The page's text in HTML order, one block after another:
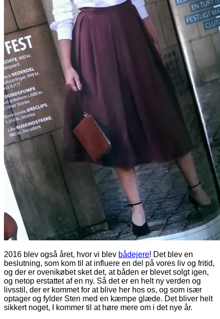
2016 blev også året, hvor vi blev bådejere! Det blev en
beslutning, som kom til at influere en del på vores liv og fritid,
og der er ovenikøbet sket det, at båden er blevet solgt igen,
og netop erstattet af en ny. Så det er en helt ny verden og
livsstil, der er kommet for at blive her hos os, og som især
optager og fylder Sten med en kæmpe glæde. Det bliver helt
sikkert noget, I kommer til at høre mere om i det nye år.